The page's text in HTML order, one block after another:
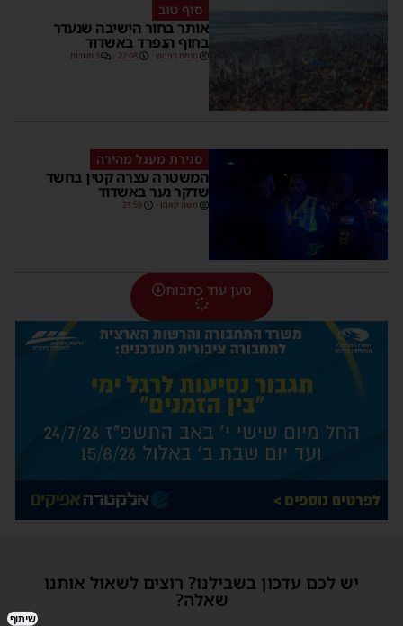
סוף טוב
אותר בחור הישיבה שנעדר
בחוף הנפרד באשדוד
מנחם דויטש 22:08 3 תגובות
סגירת מעגל מהירה
המשטרה עצרה קטין בחשד
שדקר נער באשדוד
משה קאהן 21:59
טען עוד כתבות
יש לכם עדכון בשבילנו? רוצים לשאול אותנו
שאלה?
שיתוף